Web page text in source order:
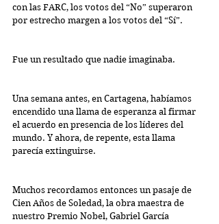
con las FARC, los votos del “No” superaron
por estrecho margen a los votos del “Sí”.
Fue un resultado que nadie imaginaba.
Una semana antes, en Cartagena, habíamos
encendido una llama de esperanza al firmar
el acuerdo en presencia de los líderes del
mundo. Y ahora, de repente, esta llama
parecía extinguirse.
Muchos recordamos entonces un pasaje de
Cien Años de Soledad, la obra maestra de
nuestro Premio Nobel, Gabriel García